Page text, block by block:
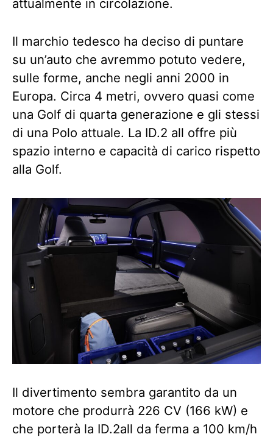
attualmente in circolazione.
Il marchio tedesco ha deciso di puntare
su un’auto che avremmo potuto vedere,
sulle forme, anche negli anni 2000 in
Europa. Circa 4 metri, ovvero quasi come
una Golf di quarta generazione e gli stessi
di una Polo attuale. La ID.2 all offre più
spazio interno e capacità di carico rispetto
alla Golf.
Il divertimento sembra garantito da un
motore che produrrà 226 CV (166 kW) e
che porterà la ID.2all da ferma a 100 km/h